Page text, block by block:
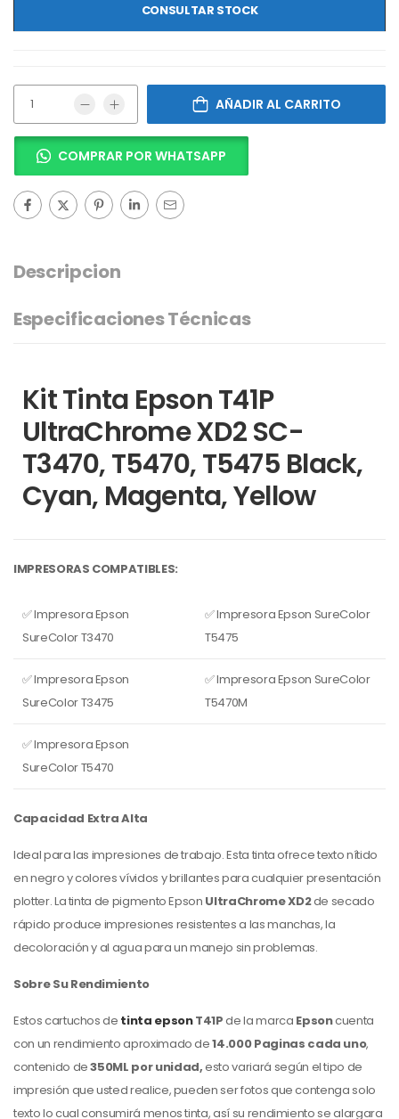
CONSULTAR STOCK
AÑADIR AL CARRITO
COMPRAR POR WHATSAPP
Descripcion
Especificaciones Técnicas
Kit Tinta Epson T41P
UltraChrome XD2 SC-
T3470, T5470, T5475 Black,
Cyan, Magenta, Yellow
IMPRESORAS COMPATIBLES:
✅ Impresora Epson
SureColor T3470
✅ Impresora Epson SureColor
T5475
✅ Impresora Epson
SureColor T3475
✅ Impresora Epson SureColor
T5470M
✅ Impresora Epson
SureColor T5470
Capacidad Extra Alta
Ideal para las impresiones de trabajo. Esta tinta ofrece texto nítido
en negro y colores vívidos y brillantes para cualquier presentación
plotter. La tinta de pigmento Epson UltraChrome XD2de secado
rápido produce impresiones resistentes a las manchas, la
decoloración y al agua para un manejo sin problemas.
Sobre Su Rendimiento
Estos cartuchos de tinta epsonT41Pde la marca Epsoncuenta
con un rendimiento aproximado de14.000 Paginas cada uno,
contenido de350ML por unidad,esto variará según el tipo de
impresión que usted realice, pueden ser fotos que contenga solo
texto lo cual consumirá menos tinta, así su rendimiento se alargara